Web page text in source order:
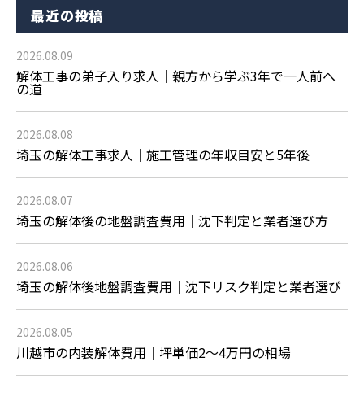
最近の投稿
2026.08.09
解体工事の弟子入り求人｜親方から学ぶ3年で一人前へ
の道
2026.08.08
埼玉の解体工事求人｜施工管理の年収目安と5年後
2026.08.07
埼玉の解体後の地盤調査費用｜沈下判定と業者選び方
2026.08.06
埼玉の解体後地盤調査費用｜沈下リスク判定と業者選び
2026.08.05
川越市の内装解体費用｜坪単価2〜4万円の相場